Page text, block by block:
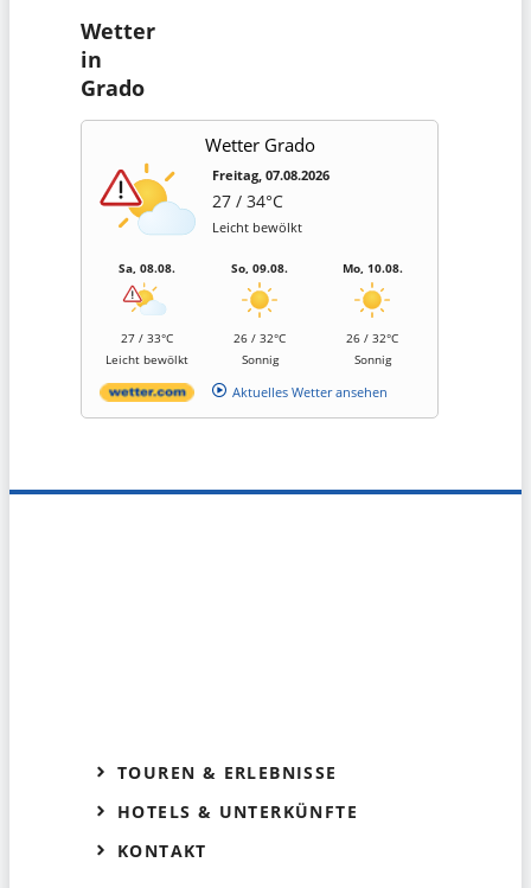
Wetter
in
Grado
Wetter Grado
Freitag, 07.08.2026
27 / 34°C
Leicht bewölkt
Sa, 08.08.
27 / 33°C
Leicht bewölkt
So, 09.08.
26 / 32°C
Sonnig
Mo, 10.08.
26 / 32°C
Sonnig
Aktuelles Wetter ansehen
TOUREN & ERLEBNISSE
HOTELS & UNTERKÜNFTE
KONTAKT